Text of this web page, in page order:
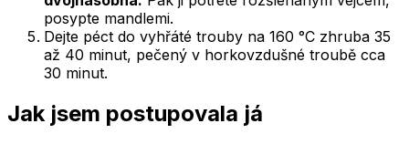
posypte mandlemi.
Dejte péct do vyhřáté trouby na 160 °C zhruba 35
až 40 minut, pečený v horkovzdušné troubě cca
30 minut.
Jak jsem postupovala já